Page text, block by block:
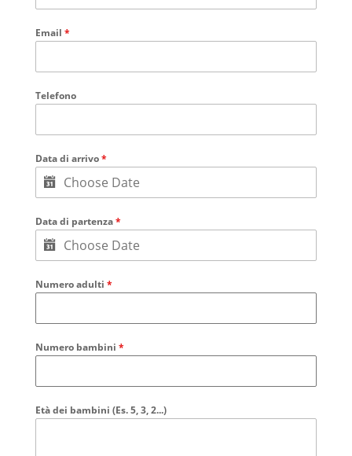
Email *
Telefono
Data di arrivo*
Data di partenza*
Numero adulti *
Numero bambini *
Età dei bambini (Es. 5, 3, 2...)